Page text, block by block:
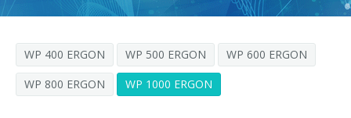
Histoire
Filiales
Qualité, Environnement et Sécurité
General Data Protection Regulation
rPET
Bouchons attachés
LIGNES D'EMBOUTEILLAGE
Lignes complètes
SOUFFLEUSES POUR BOUTEILLES PET/ rPET
Après vente
Portail Smyzone
Media center
WP 400 ERGON WP 500 ERGON
WP 600 ERGON
WP 800 ERGON
WP 1000 ERGON